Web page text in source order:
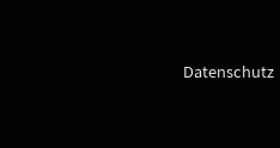
Datenschutz